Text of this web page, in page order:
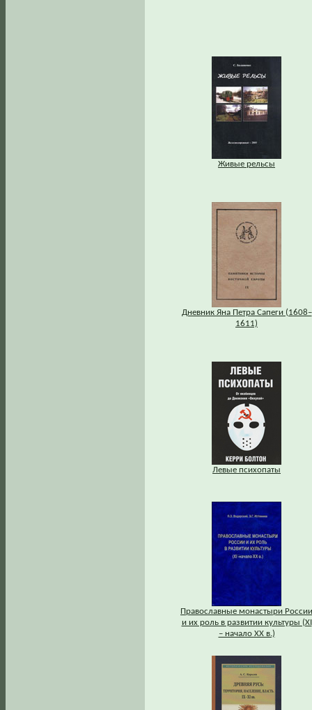
Живые рельсы
Дневник Яна Петра Сапеги (1608–
1611)
Левые психопаты
Православные монастыри России
и их роль в развитии культуры (XI
– начало XX в.)